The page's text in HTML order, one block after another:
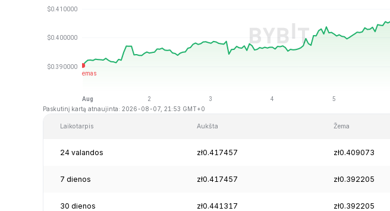
Paskutinį kartą atnaujinta: 2026-08-07, 21:53 GMT+0
Laikotarpis Aukšta Žema
24 valandos zł0.417457 zł0.409073
7 dienos zł0.417457 zł0.392205
30 dienos zł0.441317 zł0.392205